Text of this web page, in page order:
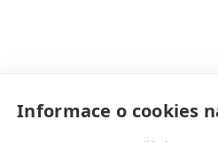
Informace o cookies